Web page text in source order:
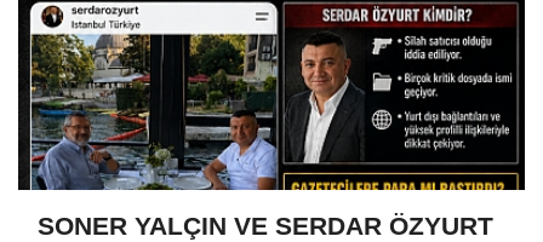
SONER YALÇIN VE SERDAR ÖZYURT